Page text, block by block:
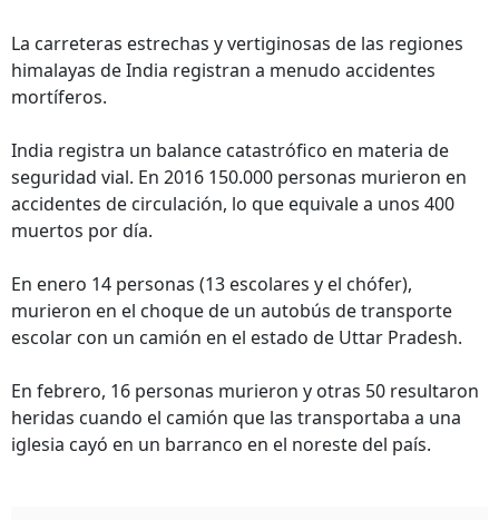
La carreteras estrechas y vertiginosas de las regiones
himalayas de India registran a menudo accidentes
mortíferos.
India registra un balance catastrófico en materia de
seguridad vial. En 2016 150.000 personas murieron en
accidentes de circulación, lo que equivale a unos 400
muertos por día.
En enero 14 personas (13 escolares y el chófer),
murieron en el choque de un autobús de transporte
escolar con un camión en el estado de Uttar Pradesh.
En febrero, 16 personas murieron y otras 50 resultaron
heridas cuando el camión que las transportaba a una
iglesia cayó en un barranco en el noreste del país.